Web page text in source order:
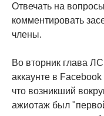
Отвечать на
комментировать
члены.
Во вторник глава
аккаунте в
что возникший
ажиотаж был